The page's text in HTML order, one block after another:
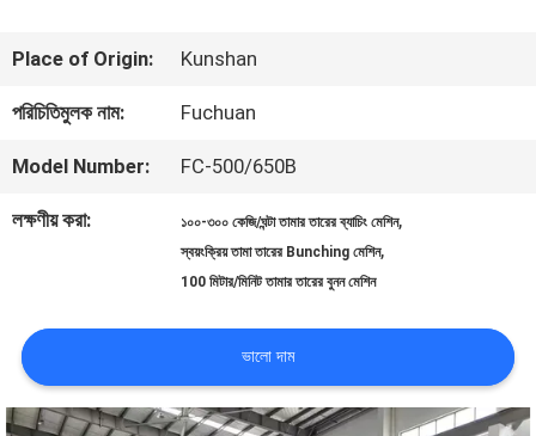
ভিডিও
ভিআর
সম্পর্কে
কারখানা
Place of Origin: Kunshan
পরিচিতিমুলক নাম: Fuchuan
Model Number: FC-500/650B
লক্ষণীয় করা: ১০০-৩০০ কেজি/ঘন্টা তামার তারের ব্যাচিং মেশিন,
স্বয়ংক্রিয় তামা তারের Bunching মেশিন,
100 মিটার/মিনিট তামার তারের বুনন মেশিন
ভালো দাম